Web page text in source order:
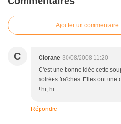
Ajouter un commentaire
C Ciorane 30/08/2008 11:20
C'est une bonne idée cette
soirées fraîches. Elles ont une
! hi, hi
Répondre